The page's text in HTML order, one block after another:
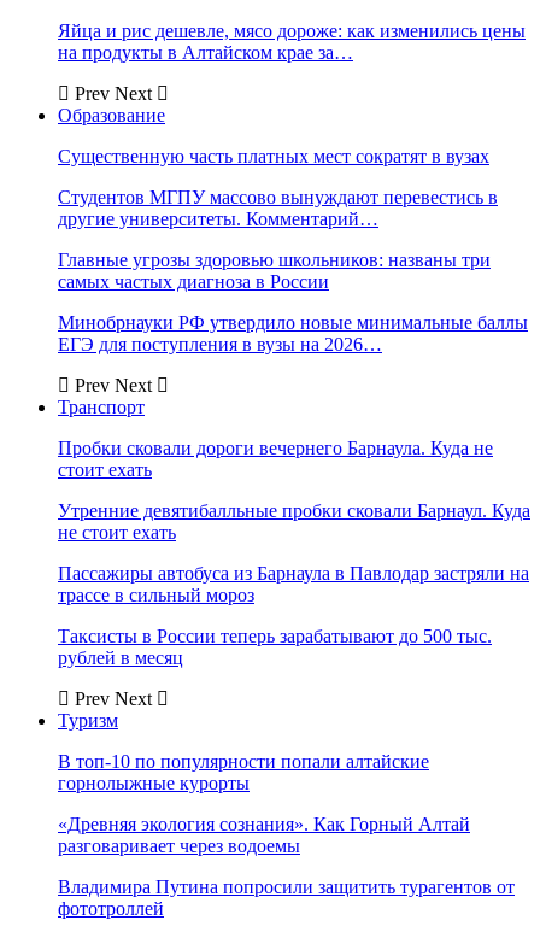
Яйца и рис дешевле, мясо дороже: как изменились цены
на продукты в Алтайском крае за…
Prev Next
Образование
Существенную часть платных мест сократят в вузах
Студентов МГПУ массово вынуждают перевестись в
другие университеты. Комментарий…
Главные угрозы здоровью школьников: названы три
самых частых диагноза в России
Минобрнауки РФ утвердило новые минимальные баллы
ЕГЭ для поступления в вузы на 2026…
Prev Next
Транспорт
Пробки сковали дороги вечернего Барнаула. Куда не
стоит ехать
Утренние девятибалльные пробки сковали Барнаул. Куда
не стоит ехать
Пассажиры автобуса из Барнаула в Павлодар застряли на
трассе в сильный мороз
Таксисты в России теперь зарабатывают до 500 тыс.
рублей в месяц
Prev Next
Туризм
В топ-10 по популярности попали алтайские
горнолыжные курорты
«Древняя экология сознания». Как Горный Алтай
разговаривает через водоемы
Владимира Путина попросили защитить турагентов от
фототроллей